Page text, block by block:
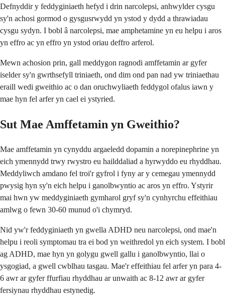
Defnyddir y feddyginiaeth hefyd i drin narcolepsi, anhwylder cysgu
sy'n achosi gormod o gysgusrwydd yn ystod y dydd a thrawiadau
cysgu sydyn. I bobl â narcolepsi, mae amphetamine yn eu helpu i aros
yn effro ac yn effro yn ystod oriau deffro arferol.
Mewn achosion prin, gall meddygon ragnodi amffetamin ar gyfer
iselder sy'n gwrthsefyll triniaeth, ond dim ond pan nad yw triniaethau
eraill wedi gweithio ac o dan oruchwyliaeth feddygol ofalus iawn y
mae hyn fel arfer yn cael ei ystyried.
Sut Mae Amffetamin yn Gweithio?
Mae amffetamin yn cynyddu argaeledd dopamin a norepinephrine yn
eich ymennydd trwy rwystro eu hailddaliad a hyrwyddo eu rhyddhau.
Meddyliwch amdano fel troi'r gyfrol i fyny ar y cemegau ymennydd
pwysig hyn sy'n eich helpu i ganolbwyntio ac aros yn effro. Ystyrir
mai hwn yw meddyginiaeth gymharol gryf sy'n cynhyrchu effeithiau
amlwg o fewn 30-60 munud o'i chymryd.
Nid yw'r feddyginiaeth yn gwella ADHD neu narcolepsi, ond mae'n
helpu i reoli symptomau tra ei bod yn weithredol yn eich system. I bobl
ag ADHD, mae hyn yn golygu gwell gallu i ganolbwyntio, llai o
ysgogiad, a gwell cwblhau tasgau. Mae'r effeithiau fel arfer yn para 4-
6 awr ar gyfer ffurfiau rhyddhau ar unwaith ac 8-12 awr ar gyfer
fersiynau rhyddhau estynedig.